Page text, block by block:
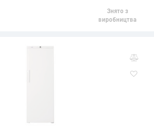
Знято з
виробництва